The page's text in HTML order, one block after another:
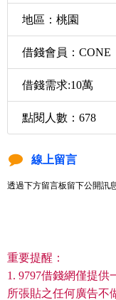
地區：桃園
借錢會員：CONE
借錢需求:10萬
點閱人數：678
線上留言
透過下方留言板留下公開訊
重要提醒：
1. 9797借錢網僅提
所張貼之任何廣告不